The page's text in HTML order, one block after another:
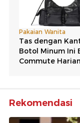
Rekomendasi